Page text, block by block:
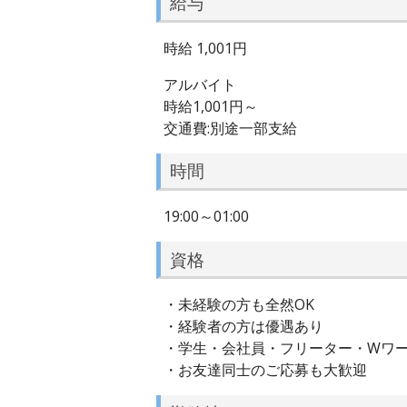
時給 1,001円
アルバイト
時給1,001円～
交通費:別途一部支給
時間
19:00～01:00
資格
・未経験の方も全然OK
・経験者の方は優遇あり
・学生・会社員・フリーター・Wワ
・お友達同士のご応募も大歓迎